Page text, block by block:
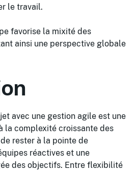
le travail.
favorise la mixité des
ainsi une perspective globale
avec une gestion agile est une
la complexité croissante des
rester à la pointe de
réactives et une
des objectifs. Entre flexibilité